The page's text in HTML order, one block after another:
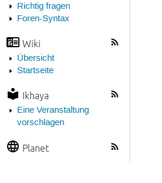
Richtig fragen
Foren-Syntax
Wiki
Übersicht
Startseite
Ikhaya
Eine Veranstaltung
vorschlagen
Planet